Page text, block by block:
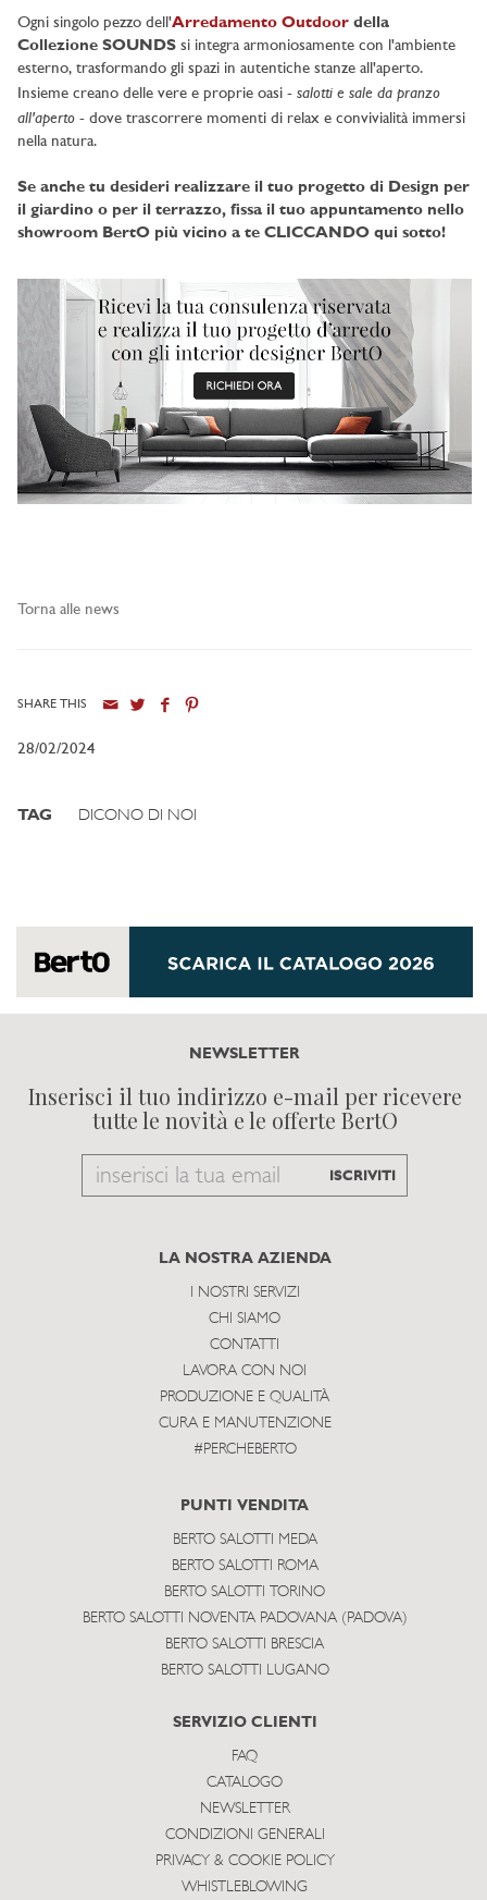
Ogni singolo pezzo dell'Arredamento Outdoor della
Collezione SOUNDS si integra armoniosamente con l'ambiente
esterno, trasformando gli spazi in autentiche stanze all'aperto.
Insieme creano delle vere e proprie oasi - salotti e sale da pranzo
all'aperto - dove trascorrere momenti di relax e convivialità immersi
nella natura.
Se anche tu desideri realizzare il tuo progetto di Design per
il giardino o per il terrazzo, fissa il tuo appuntamento nello
showroom BertO più vicino a te CLICCANDO qui sotto!
Torna alle news
SHARE THIS
28/02/2024
TAG DICONO DI NOI
NEWSLETTER
Inserisci il tuo indirizzo e-mail per ricevere
tutte le novità e le offerte BertO
Email
subscribe
ISCRIVITI
LA NOSTRA AZIENDA
I NOSTRI SERVIZI
CHI SIAMO
CONTATTI
LAVORA CON NOI
PRODUZIONE E QUALITÀ
CURA E MANUTENZIONE
#PERCHEBERTO
PUNTI VENDITA
BERTO SALOTTI MEDA
BERTO SALOTTI ROMA
BERTO SALOTTI TORINO
BERTO SALOTTI NOVENTA PADOVANA (PADOVA)
BERTO SALOTTI BRESCIA
BERTO SALOTTI LUGANO
SERVIZIO CLIENTI
FAQ
CATALOGO
NEWSLETTER
CONDIZIONI GENERALI
PRIVACY & COOKIE POLICY
WHISTLEBLOWING